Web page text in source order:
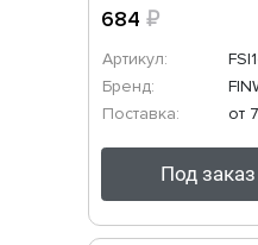
684 ₽
Артикул:
Бренд:
Поставка:
от
Под заказ